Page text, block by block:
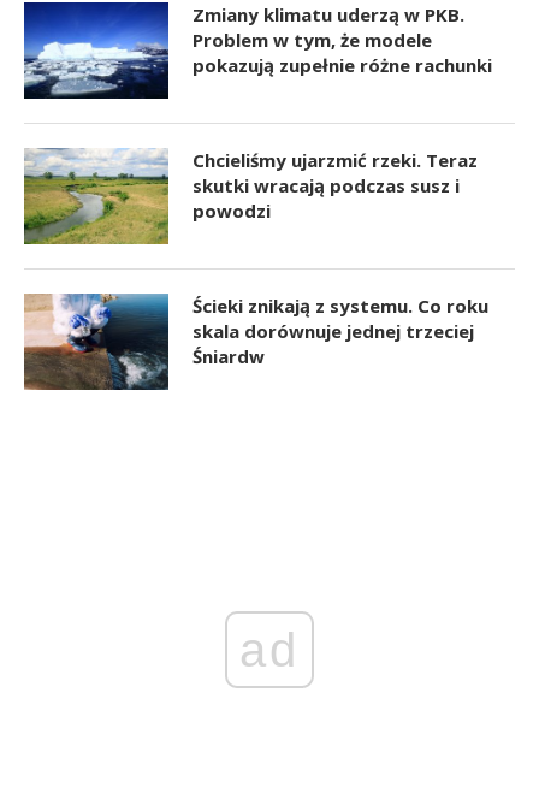
Zmiany klimatu uderzą w PKB.
Problem w tym, że modele
pokazują zupełnie różne rachunki
Chcieliśmy ujarzmić rzeki. Teraz
skutki wracają podczas susz i
powodzi
Ścieki znikają z systemu. Co roku
skala dorównuje jednej trzeciej
Śniardw
ad